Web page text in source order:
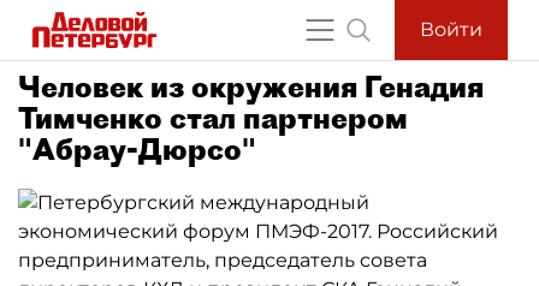
Войти
Человек из окружения Генадия
Тимченко стал партнером
"Абрау-Дюрсо"